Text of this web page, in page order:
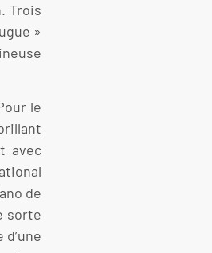
Trois
»
le
avec
de
sorte